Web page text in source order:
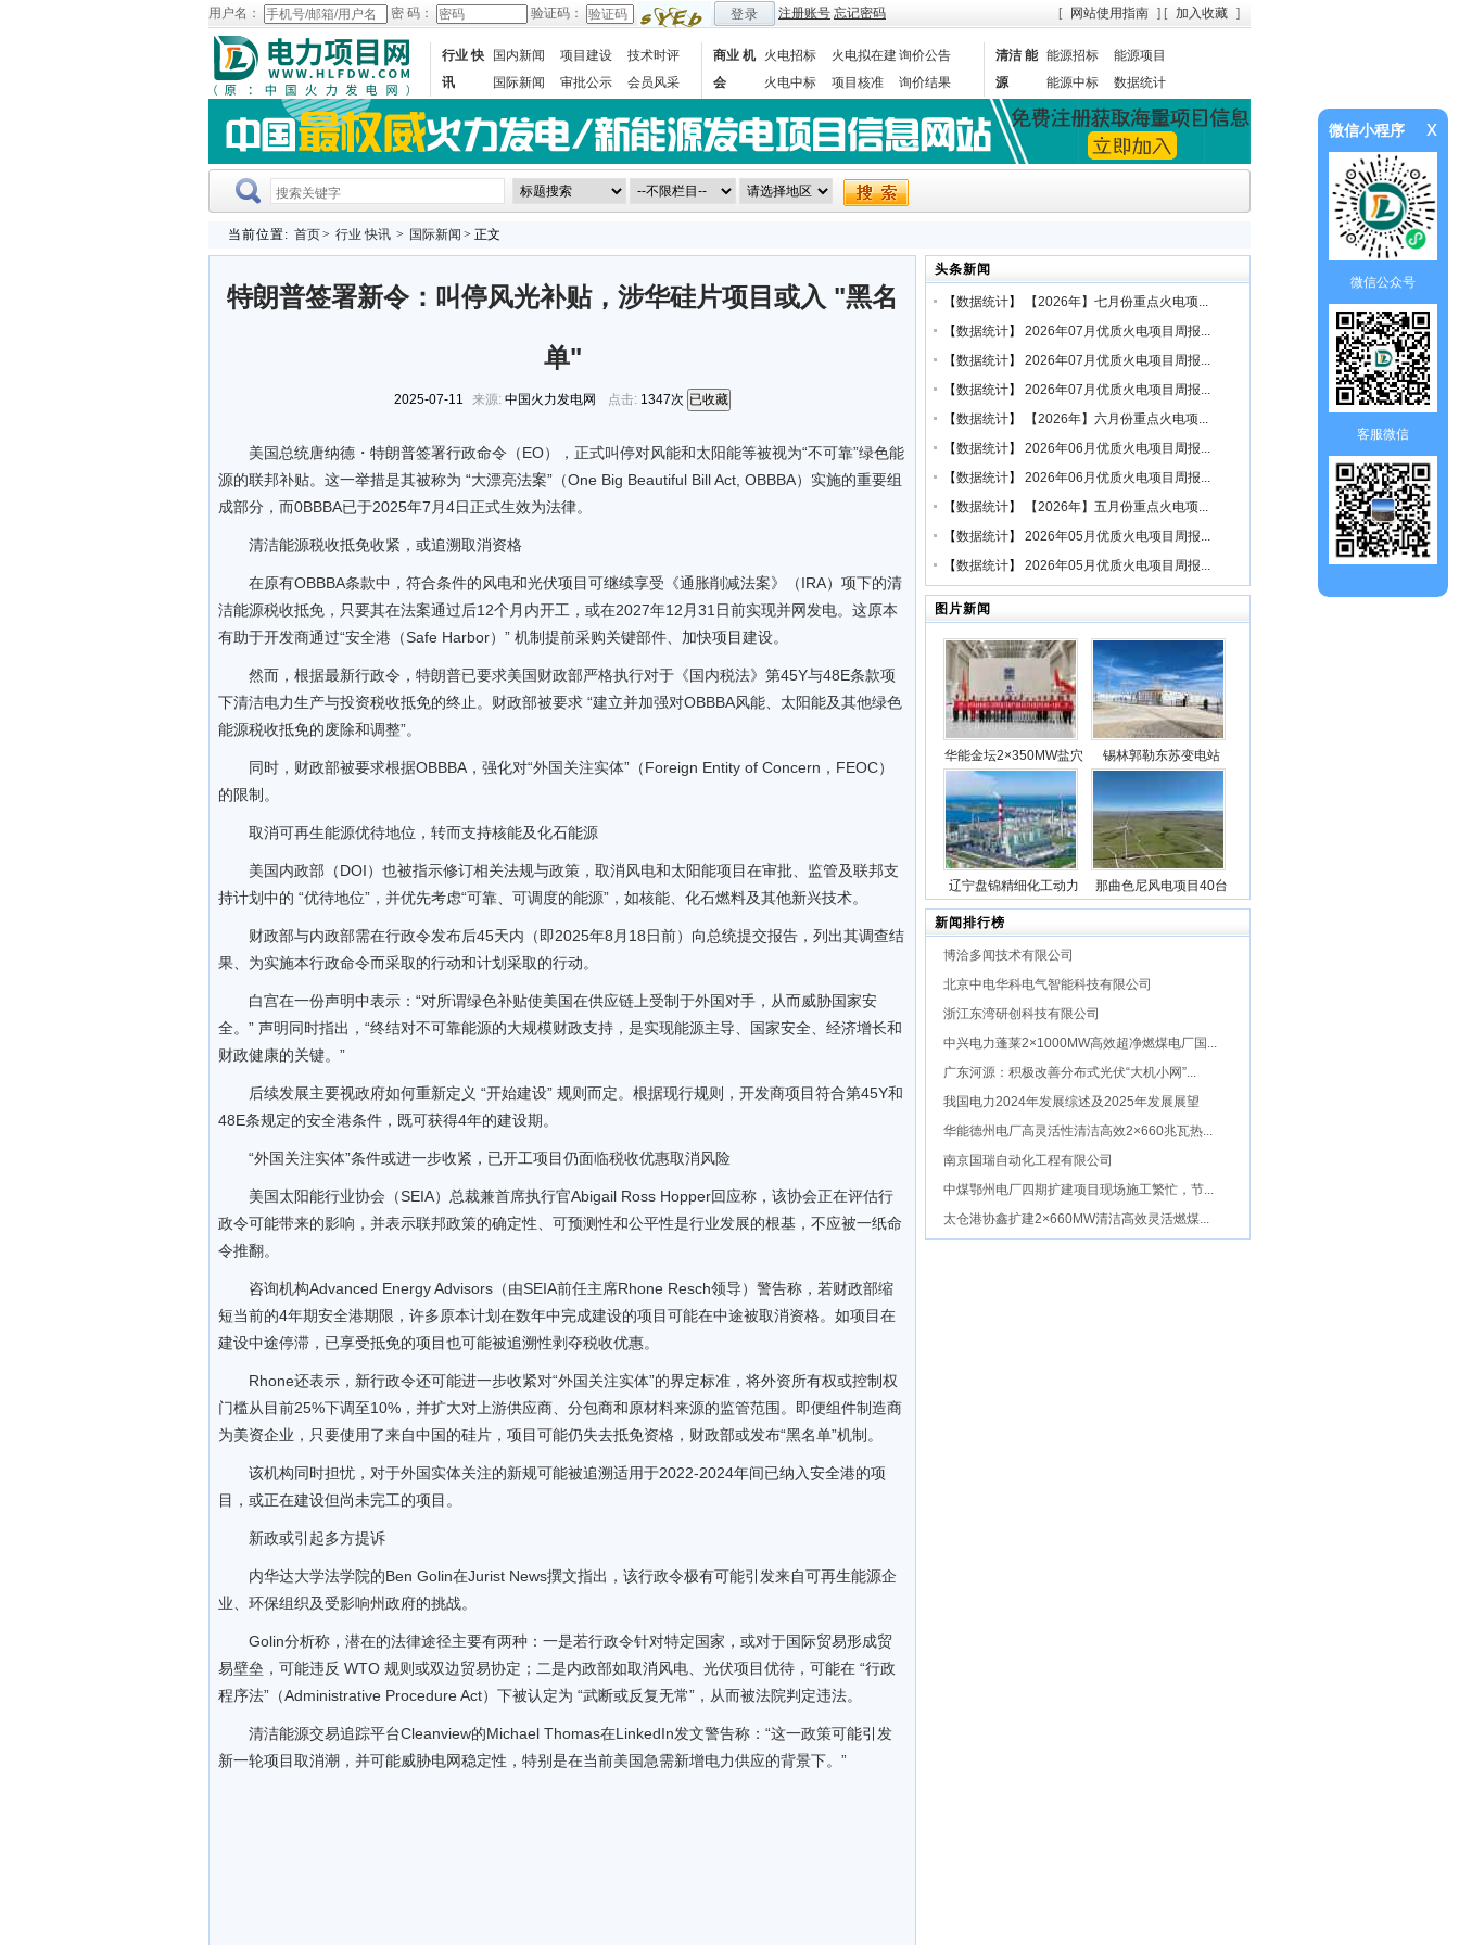
用户名： 密 码： 验证码： 登录 注册账号 忘记密码 [ 网站使用指南 ] [ 加入收藏 ]
行业 快
讯
国内新闻 项目建设
技术时评
国际新闻
审批公示 会员风采
商业 机
会
火电招标 火电拟在建询价公告
火电中标
项目核准
询价结果
清洁 能
源
能源招标
能源项目
能源中标
数据统计
当前位置: 首页> 行业 快讯 > 国际新闻 > 正文
特朗普签署新令：叫停风光补贴，涉华硅片项目或入 "黑名
单"
2025-07-11 来源: 中国火力发电网 点击: 1347次 已收藏
美国总统唐纳德・特朗普签署行政命令（EO），正式叫停对风能和太阳能等被视为“不可靠”绿色能
源的联邦补贴。这一举措是其被称为 “大漂亮法案”（One Big Beautiful Bill Act, OBBBA）实施的重要组
成部分，而0BBBA已于2025年7月4日正式生效为法律。
清洁能源税收抵免收紧，或追溯取消资格
在原有OBBBA条款中，符合条件的风电和光伏项目可继续享受《通胀削减法案》（IRA）项下的清
洁能源税收抵免，只要其在法案通过后12个月内开工，或在2027年12月31日前实现并网发电。这原本
有助于开发商通过“安全港（Safe Harbor）” 机制提前采购关键部件、加快项目建设。
然而，根据最新行政令，特朗普已要求美国财政部严格执行对于《国内税法》第45Y与48E条款项
下清洁电力生产与投资税收抵免的终止。财政部被要求 “建立并加强对OBBBA风能、太阳能及其他绿色
能源税收抵免的废除和调整”。
同时，财政部被要求根据OBBBA，强化对“外国关注实体”（Foreign Entity of Concern，FEOC）
的限制。
取消可再生能源优待地位，转而支持核能及化石能源
美国内政部（DOI）也被指示修订相关法规与政策，取消风电和太阳能项目在审批、监管及联邦支
持计划中的 “优待地位”，并优先考虑“可靠、可调度的能源”，如核能、化石燃料及其他新兴技术。
财政部与内政部需在行政令发布后45天内（即2025年8月18日前）向总统提交报告，列出其调查结
果、为实施本行政命令而采取的行动和计划采取的行动。
白宫在一份声明中表示：“对所谓绿色补贴使美国在供应链上受制于外国对手，从而威胁国家安
全。” 声明同时指出，“终结对不可靠能源的大规模财政支持，是实现能源主导、国家安全、经济增长和
财政健康的关键。”
后续发展主要视政府如何重新定义 “开始建设” 规则而定。根据现行规则，开发商项目符合第45Y和
48E条规定的安全港条件，既可获得4年的建设期。
“外国关注实体”条件或进一步收紧，已开工项目仍面临税收优惠取消风险
美国太阳能行业协会（SEIA）总裁兼首席执行官Abigail Ross Hopper回应称，该协会正在评估行
政令可能带来的影响，并表示联邦政策的确定性、可预测性和公平性是行业发展的根基，不应被一纸命
令推翻。
咨询机构Advanced Energy Advisors（由SEIA前任主席Rhone Resch领导）警告称，若财政部缩
短当前的4年期安全港期限，许多原本计划在数年中完成建设的项目可能在中途被取消资格。如项目在
建设中途停滞，已享受抵免的项目也可能被追溯性剥夺税收优惠。
Rhone还表示，新行政令还可能进一步收紧对“外国关注实体”的界定标准，将外资所有权或控制权
门槛从目前25%下调至10%，并扩大对上游供应商、分包商和原材料来源的监管范围。即便组件制造商
为美资企业，只要使用了来自中国的硅片，项目可能仍失去抵免资格，财政部或发布“黑名单”机制。
该机构同时担忧，对于外国实体关注的新规可能被追溯适用于2022-2024年间已纳入安全港的项
目，或正在建设但尚未完工的项目。
新政或引起多方提诉
内华达大学法学院的Ben Golin在Jurist News撰文指出，该行政令极有可能引发来自可再生能源企
业、环保组织及受影响州政府的挑战。
Golin分析称，潜在的法律途径主要有两种：一是若行政令针对特定国家，或对于国际贸易形成贸
易壁垒，可能违反 WTO 规则或双边贸易协定；二是内政部如取消风电、光伏项目优待，可能在 “行政
程序法”（Administrative Procedure Act）下被认定为 “武断或反复无常”，从而被法院判定违法。
清洁能源交易追踪平台Cleanview的Michael Thomas在LinkedIn发文警告称：“这一政策可能引发
新一轮项目取消潮，并可能威胁电网稳定性，特别是在当前美国急需新增电力供应的背景下。”
头条新闻
【数据统计】
【2026年】七月份重点火电项...
【数据统计】 2026年07月优质火电项目周报...
【数据统计】 2026年07月优质火电项目周报...
【数据统计】 2026年07月优质火电项目周报...
【数据统计】
【2026年】六月份重点火电项...
【数据统计】 2026年06月优质火电项目周报...
【数据统计】 2026年06月优质火电项目周报...
【数据统计】
【2026年】五月份重点火电项...
【数据统计】 2026年05月优质火电项目周报...
【数据统计】 2026年05月优质火电项目周报...
图片新闻
华能金坛2×350MW盐穴
压缩空气储能发电项目2
号机组透平机冲转一次
成功
锡林郭勒东苏变电站
动100万千瓦/400万千瓦
时电源侧储能电站成功
并网
辽宁盘锦精细化工动力
站项目5台锅炉全部点火
成功
那曲色尼风电项目40台
新闻排行榜
博洽多闻技术有限公司
北京中电华科电气智能科技有限公司
浙江东湾研创科技有限公司
中兴电力蓬莱2×1000MW高效超净燃煤电厂国...
广东河源：积极改善分布式光伏“大机小网”...
我国电力2024年发展综述及2025年发展展望
华能德州电厂高灵活性清洁高效2×660兆瓦热...
南京国瑞自动化工程有限公司
中煤鄂州电厂四期扩建项目现场施工繁忙，节...
太仓港协鑫扩建2×660MW清洁高效灵活燃煤...
微信小程序 x
微信公众号
客服微信